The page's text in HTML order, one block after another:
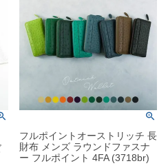
フルポイントオーストリッチ 長
財布 メンズ ラウンドファスナ
ー フルポイント 4FA (3718br)